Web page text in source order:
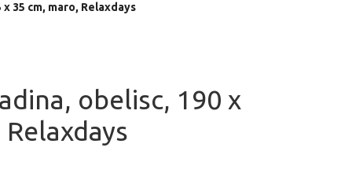
35 cm, maro, Relaxdays
obelisc, 190 x